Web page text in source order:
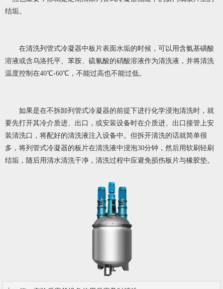
结垢。
在清洗列管式冷凝器中板片表面水垢的时候，可以用含氨基磺酸
溶液或含乌洛托平、苯胺、硫氰酸的硝酸溶液作为清洗液，并将清洗
温度控制在40℃-60℃，不能过高也不能过低。
如果是在不拆卸列管式冷凝器的前提下进行化学浸泡清洗时，就
要先打开其冷介质进、出口，或安装设备时在介质进、出口接管上安
装清洗口，将配好的清洗液注入设备中。但拆开清洗的话就简单很
多，将列管式冷凝器的板片在清洗液中浸泡30分钟，然后用软刷轻刷
结垢，随后用清水清洗干净，清洗过程中应避免损伤板片与橡胶垫。